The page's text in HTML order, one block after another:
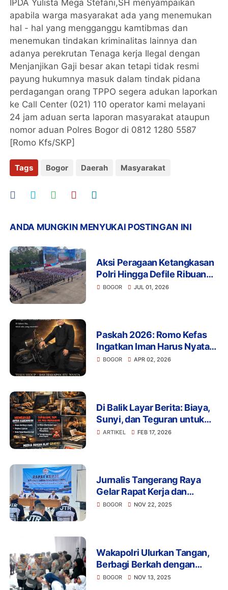
IPDA Yulista Mega Stefani,SH menyampaikan
apabila warga masyarakat ada yang menemukan
hal - hal yang mengganggu kamtibmas dan
menemukan tindakan kriminalitas lainnya dan
adanya perekrutan Tenaga kerja Ilegal dengan
Menjanjikan Gaji besar akan tetapi tidak resmi
payung hukumnya masuk dalam tindak pidana
perdagangan orang TPPO segera adukan laporkan
ke Call Center (021) 110 operator kami melayani
24 jam aduan serta laporan masyarakat ataupun
nomor aduan Polres Bogor di 0812 1280 5587
[Romo Kfs/SKP]
Tags Bogor Daerah Masyarakat
ANDA MUNGKIN MENYUKAI POSTINGAN INI
Aksi Peragaan Ketangkasan
Polri Hingga Defile Ribuan
Personel Warnai Peringatan
BOGOR JUL 01, 2026
Paskah 2026: Romo Kefas
Ingatkan Iman Harus Nyata,
Bukan Sekadar Kata
BOGOR APR 02, 2026
Di Balik Layar Berita: Biaya,
Sunyi, dan Teguran untuk
Nurani
ARTIKEL FEB 17, 2026
Jurnalis Tangerang Raya
Gelar Rapat Kerja dan
Reshuffle Kepengurusan,
BOGOR NOV 22, 2025
Wakapolri Ulurkan Tangan,
Berbagi Berkah dengan
Santunan dan Bakti Sosial di
BOGOR NOV 13, 2025